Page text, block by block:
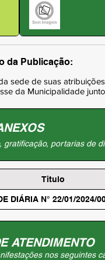
da Publicação:
sede de suas
da Municipalidade
portarias de
Titulo
DIÁRIA N° 22/01/2024/
ATENDIMENTO
nos seguintes